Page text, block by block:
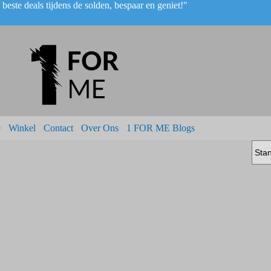
deals tijdens de solden, bespaar en geniet!"
Winkel Contact Over Ons 1 FOR ME Blogs